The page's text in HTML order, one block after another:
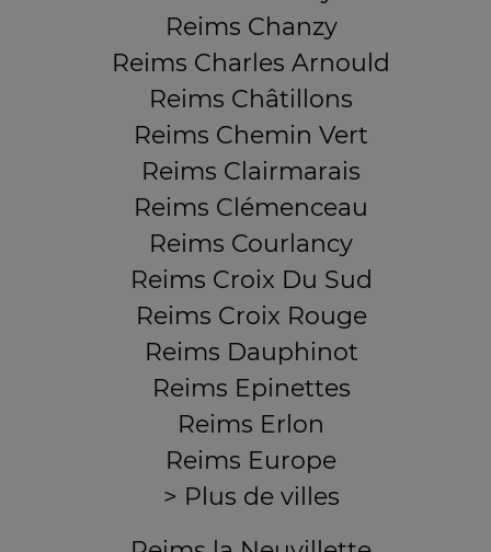
Reims Chanzy
Reims Charles Arnould
Reims Châtillons
Reims Chemin Vert
Reims Clairmarais
Reims Clémenceau
Reims Courlancy
Reims Croix Du Sud
Reims Croix Rouge
Reims Dauphinot
Reims Epinettes
Reims Erlon
Reims Europe
> Plus de villes